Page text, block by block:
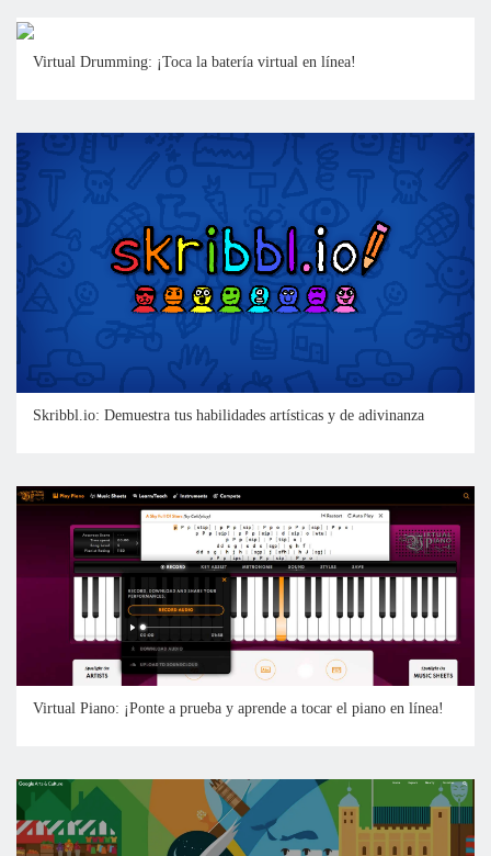
Virtual Drumming: ¡Toca la batería virtual en línea!
Skribbl.io: Demuestra tus habilidades artísticas y de adivinanza
Virtual Piano: ¡Ponte a prueba y aprende a tocar el piano en línea!